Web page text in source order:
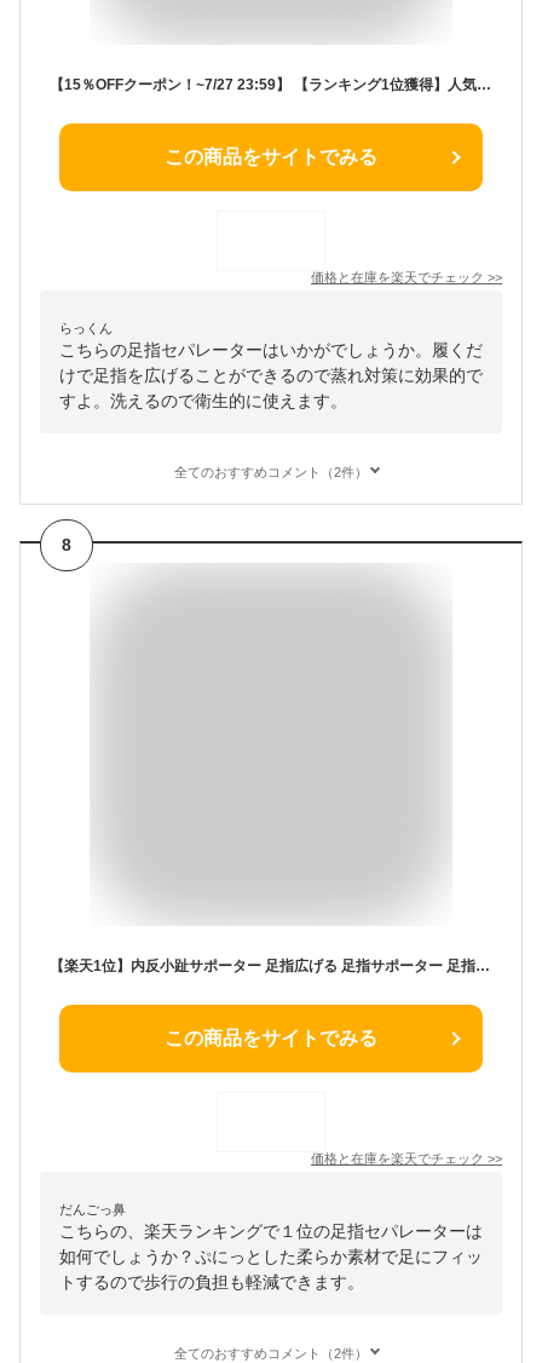
【15％OFFクーポン！~7/27 23:59】 【ランキング1位獲得】人気 ふわふわ足指カバー3色組 足指 広げる ソックス 足指セパレーター 足指広げる グッズ 足の甲 足 脚 むくみ 外反母趾 内反小趾 小指 ルーム 5本指ソックス 足指開き
この商品をサイトでみる
価格と在庫を楽天でチェック >>
らっくん
こちらの足指セパレーターはいかがでしょうか。履くだ
けで足指を広げることができるので蒸れ対策に効果的で
すよ。洗えるので衛生的に使えます。
全てのおすすめコメント（2件）
8
【楽天1位】内反小趾サポーター 足指広げる 足指サポーター 足指セパレーター 小趾サポーター ぷにっと質感 小指保護 マメ タコ 衝撃吸収 ないはんしょうし 矯正 防止 歩行の負担を軽減 クッション 痛み軽減 外反母趾矯正グッズ
この商品をサイトでみる
価格と在庫を楽天でチェック >>
だんごっ鼻
こちらの、楽天ランキングで１位の足指セパレーターは
如何でしょうか？ぷにっとした柔らか素材で足にフィッ
トするので歩行の負担も軽減できます。
全てのおすすめコメント（2件）